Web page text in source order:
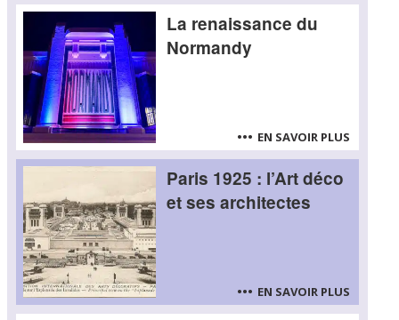
La renaissance du
Normandy
EN SAVOIR PLUS
Paris 1925 : l’Art déco
et ses architectes
EN SAVOIR PLUS